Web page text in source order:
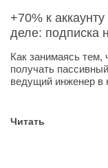
+70% к
деле: подписка
Как занимаясь тем,
получать
ведущий инженер в
Читать